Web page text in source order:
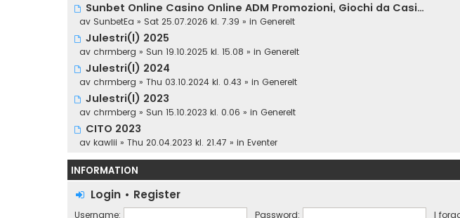
Sunbet Online Casino Online ADM Promozioni, Giochi da Casi…
av SunbetEa » Sat 25.07.2026 kl. 7.39 » in Generelt
Julestri(l) 2025
av chrmberg » Sun 19.10.2025 kl. 15.08 » in Generelt
Julestri(l) 2024
av chrmberg » Thu 03.10.2024 kl. 0.43 » in Generelt
Julestri(l) 2023
av chrmberg » Sun 15.10.2023 kl. 0.06 » in Generelt
CITO 2023
av kawlii » Thu 20.04.2023 kl. 21.47 » in Eventer
INFORMATION
Login • Register
Username: Password: I